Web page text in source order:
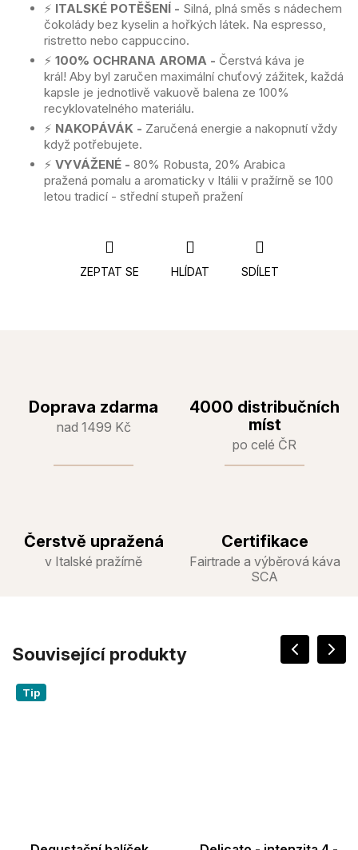
⚡️ ITALSKÉ POTĚŠENÍ - Silná, plná směs s nádechem
čokolády bez kyselin a hořkých látek. Na espresso,
ristretto nebo cappuccino.
⚡️ 100% OCHRANA AROMA - Čerstvá káva je
král! Aby byl zaručen maximální chuťový zážitek, každá
kapsle je jednotlivě vakuově balena ze 100%
recyklovatelného materiálu.
⚡️ NAKOPÁVÁK - Zaručená energie a nakopnutí vždy
když potřebujete.
⚡️ VYVÁŽENÉ - 80% Robusta, 20% Arabica
pražená pomalu a aromaticky v Itálii v pražírně se 100
letou tradicí - střední stupeň pražení
ZEPTAT SE HLÍDAT SDÍLET
Doprava zdarma
nad 1499 Kč
4000 distribučních
míst
po celé ČR
Čerstvě upražená
v Italské pražírně
Certifikace
Fairtrade a výběrová káva
SCA
Související produkty
Tip